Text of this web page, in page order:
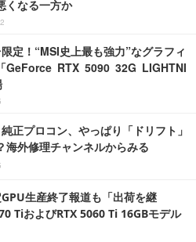
くなる一方か
定！“MSI史上最も強力”なグラフィ
GeForce RTX 5090 32G LIGHTNI
純正プロコン、やっぱり「ドリフト」
海外修理チャンネルからみる
生産終了報道も「出荷を継
TiおよびRTX 5060 Ti 16GBモデル